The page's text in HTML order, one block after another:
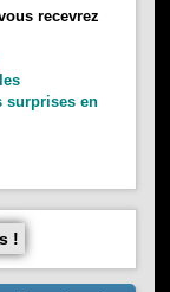
recevrez
surprises en
!